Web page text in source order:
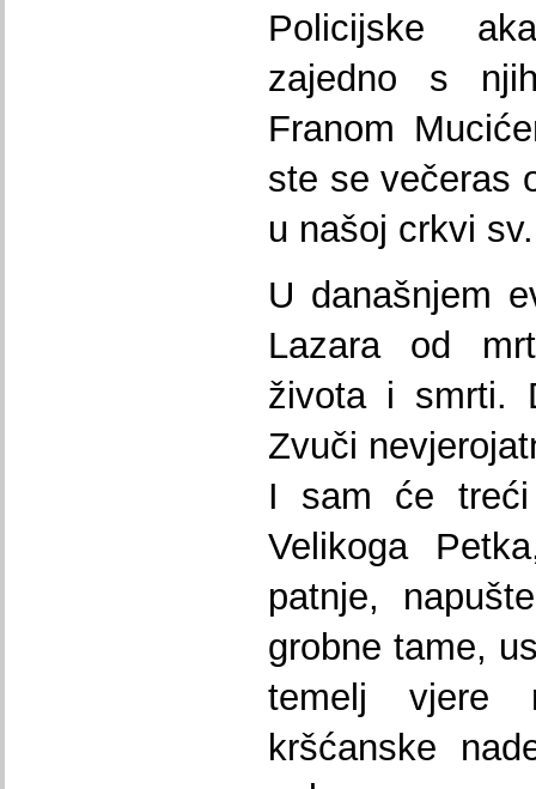
Policijske
zajedno s
Franom
ste se večeras
u našoj crkvi
U današnjem
Lazara od
života i smrti.
Zvuči
I sam će treći
Velikoga
patnje,
grobne tame,
temelj vjere
kršćanske